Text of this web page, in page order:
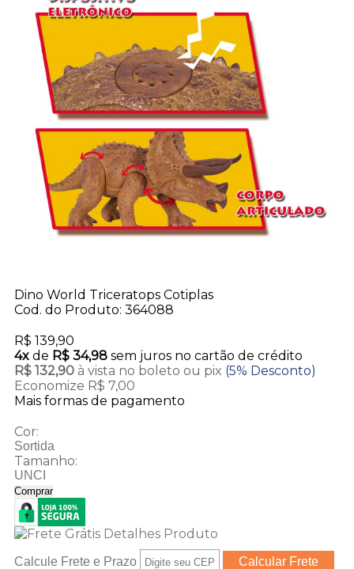
Dino World Triceratops Cotiplas
Cod. do Produto: 364088
R$ 139,90
4xde R$ 34,98 sem juros no cartão de crédito
R$ 132,90 à vista no boleto ou pix (5% Desconto)
Economize R$ 7,00
Mais formas de pagamento
Cor:
Sortida
Tamanho:
UNCI
Comprar
Calcule Frete e Prazo